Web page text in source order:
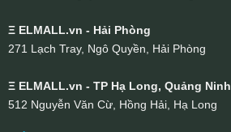
Ξ ELMALL.vn - Hải Phòng
271 Lạch Tray, Ngô Quyền, Hải Phòng
Ξ ELMALL.vn - TP Hạ Long, Quảng Ninh
512 Nguyễn Văn Cừ, Hồng Hải, Hạ Long